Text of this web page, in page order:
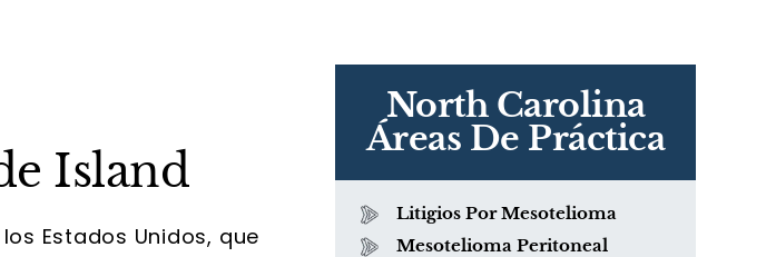
Island
Estados Unidos, que
North Carolina
Áreas De Práctica
Litigios Por Mesotelioma
Mesotelioma Peritoneal